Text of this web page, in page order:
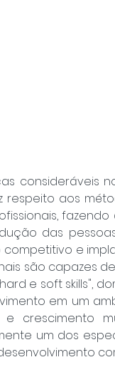
consideráveis
respeito aos
das
e
são capazes
e soft skills",
em um
crescimento
um dos